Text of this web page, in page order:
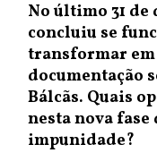
No último 31 de
concluiu se
transformar
documentação
Bálcãs. Quais
nesta nova
impunidade?